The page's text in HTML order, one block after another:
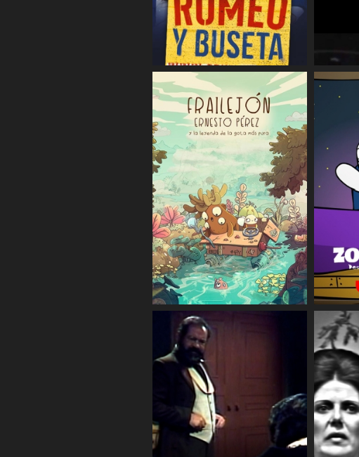
COMPARTIR
COMPARTIR